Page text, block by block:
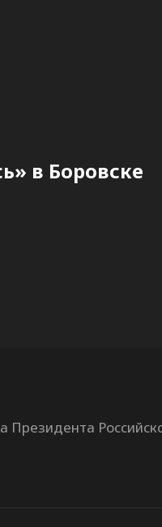
в Боровске
Президента